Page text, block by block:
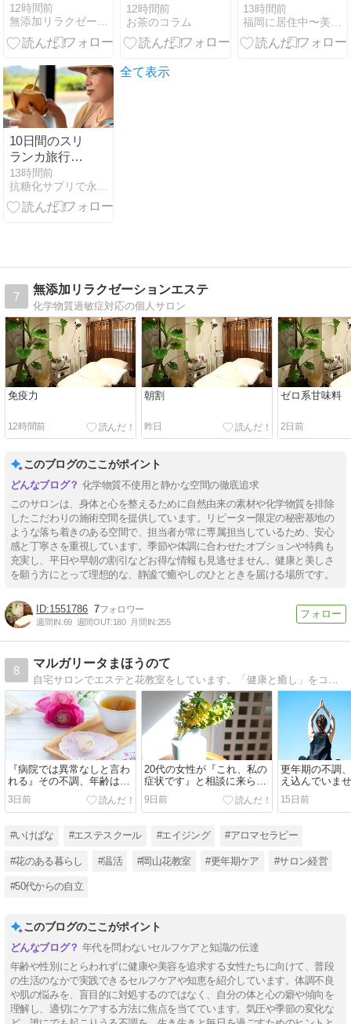
12時間前
無添加リラクゼーションエステ
｜1191年の茶
の記録と有機
せいめい碾茶
12時間前
お茶のコラム
㊲ 往年のメル
シー福岡さん
HPより
13時間前
福岡に居住中〜美波のアンチエイジング美容法
10日間のスリ
ランカ旅行
記…スリラン
カの絶景ホテ
ル ジェフリー
13時間前
抗糖化サプリで永遠に美しく
全て表示
7
無添加リラクゼーションエステ
化学物質過敏症対応の個人サロン
免疫力
12時間前
朝割
昨日
ゼロ系甘味料
2日前
このブログのここがポイント
化学物質不使用と静かな空間の徹底追求
このサロンは、身体と心を整えるために自然由来の素材や化学物質を排除
したこだわりの施術空間を提供しています。リピーター限定の秘密基地の
ような落ち着きのある空間で、担当者が常に専属担当しているため、安心
感と丁寧さを重視しています。季節や体調に合わせたオプションや特典も
充実し、平日や早朝の割引などお得な情報も見逃せません。健康と美しさ
を願う方にとって理想的な、静謐で癒やしのひとときを届ける場所です。
1551786 7
週間IN:69 週間OUT:180 月間IN:255
8
マルガリータまほうのて
『病院では異常なしと言わ
れる』その不調、年齢は関
係ありません。
3日前
20代の女性が『これ、私の
症状です』と相談に来られ
た理由
9日前
更年期の不調
え込んでいま
15日前
#いけばな #エステスクール #エイジング #アロマセラピー
#花のある暮らし #温活 #岡山花教室 #更年期ケア #サロン経営
#50代からの自立
このブログのここがポイント
年代を問わないセルフケアと知識の伝達
年齢や性別にとらわれずに健康や美容を追求する女性たちに向けて、普段
の生活のなかで実践できるセルフケアや知恵を紹介しています。体調不良
や肌の悩みを、盲目的に対処するのではなく、自分の体と心の癖や傾向を
理解し、適切にケアする方法に焦点を当てています。気圧や季節の変化な